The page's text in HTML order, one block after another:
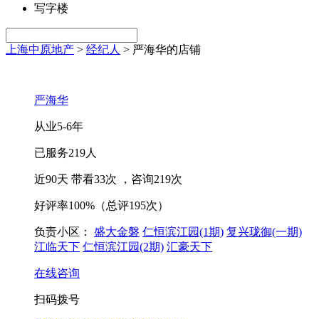
写字楼
上海中原地产 > 经纪人 > 严海华的店铺
严海华
从业5-6年
已服务219人
近90天 带看33次 ，咨询219次
好评率100% （总评195次）
负责小区： 盛大金磐 仁恒滨江园(1期) 复兴珑御(一期)
江临天下 仁恒滨江园(2期) 汇豪天下
在线咨询
扫码拨号